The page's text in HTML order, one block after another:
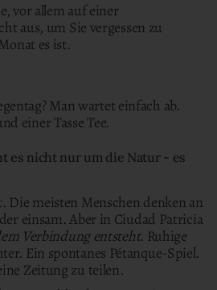
vor allem auf einer
aus, um Sie vergessen zu
es ist.
Man wartet einfach ab.
einer Tasse Tee.
es nicht nur um die Natur - es
Die meisten Menschen denken an
einsam. Aber in Ciudad Patricia
Verbindung entsteht. Ruhige
Ein spontanes Pétanque-Spiel.
Zeitung zu teilen.